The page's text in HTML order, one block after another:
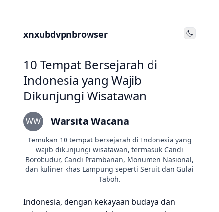
xnxubdvpnbrowser Toggle
10 Tempat Bersejarah di
Indonesia yang Wajib
Dikunjungi Wisatawan
WW Warsita Wacana
Temukan 10 tempat bersejarah di Indonesia yang
wajib dikunjungi wisatawan, termasuk Candi
Borobudur, Candi Prambanan, Monumen Nasional,
dan kuliner khas Lampung seperti Seruit dan Gulai
Taboh.
Indonesia, dengan kekayaan budaya dan